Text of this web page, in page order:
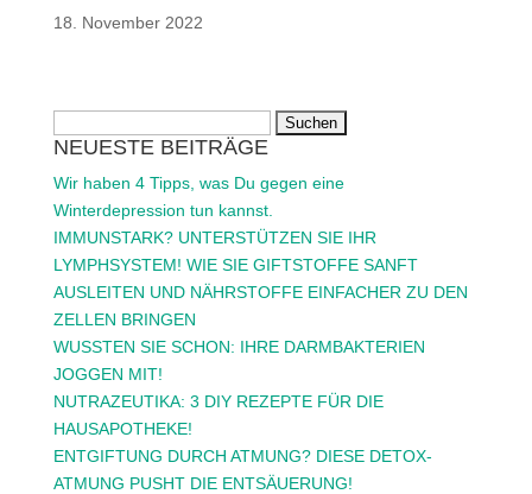
18. November 2022
nach:
NEUESTE BEITRÄGE
Wir haben 4 Tipps, was Du gegen eine
Winterdepression tun kannst.
IMMUNSTARK? UNTERSTÜTZEN SIE IHR
LYMPHSYSTEM! WIE SIE GIFTSTOFFE SANFT
AUSLEITEN UND NÄHRSTOFFE EINFACHER ZU DEN
ZELLEN BRINGEN
WUSSTEN SIE SCHON: IHRE DARMBAKTERIEN
JOGGEN MIT!
NUTRAZEUTIKA: 3 DIY REZEPTE FÜR DIE
HAUSAPOTHEKE!
ENTGIFTUNG DURCH ATMUNG? DIESE DETOX-
ATMUNG PUSHT DIE ENTSÄUERUNG!